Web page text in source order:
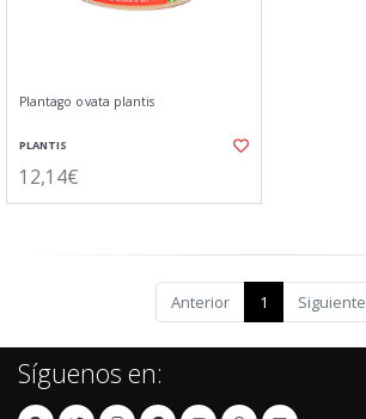
Plantago ovata plantis
PLANTIS
12,14€
Anterior 1 Siguiente
Síguenos en: